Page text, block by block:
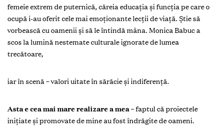
femeie extrem de puternică, căreia educaţia şi funcţia pe care o
ocupă i-au oferit cele mai emoţionante lecţii de viaţă. Ştie să
vorbească cu oamenii şi să le întindă mâna. Monica Babuc a
scos la lumină nestemate culturale ignorate de lumea
trecătoare,
iar în scenă – valori uitate în sărăcie şi indiferenţă.
Asta e cea mai mare realizare a mea– faptul că proiectele
iniţiate şi promovate de mine au fost îndrăgite de oameni.